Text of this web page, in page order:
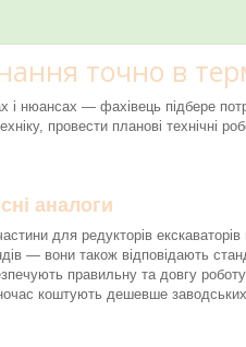
точно в
і нюансах — фахівець підбере
провести планові технічні
аналоги
для редукторів екскаваторів
— вони також відповідають
правильну та довгу
коштують дешевше